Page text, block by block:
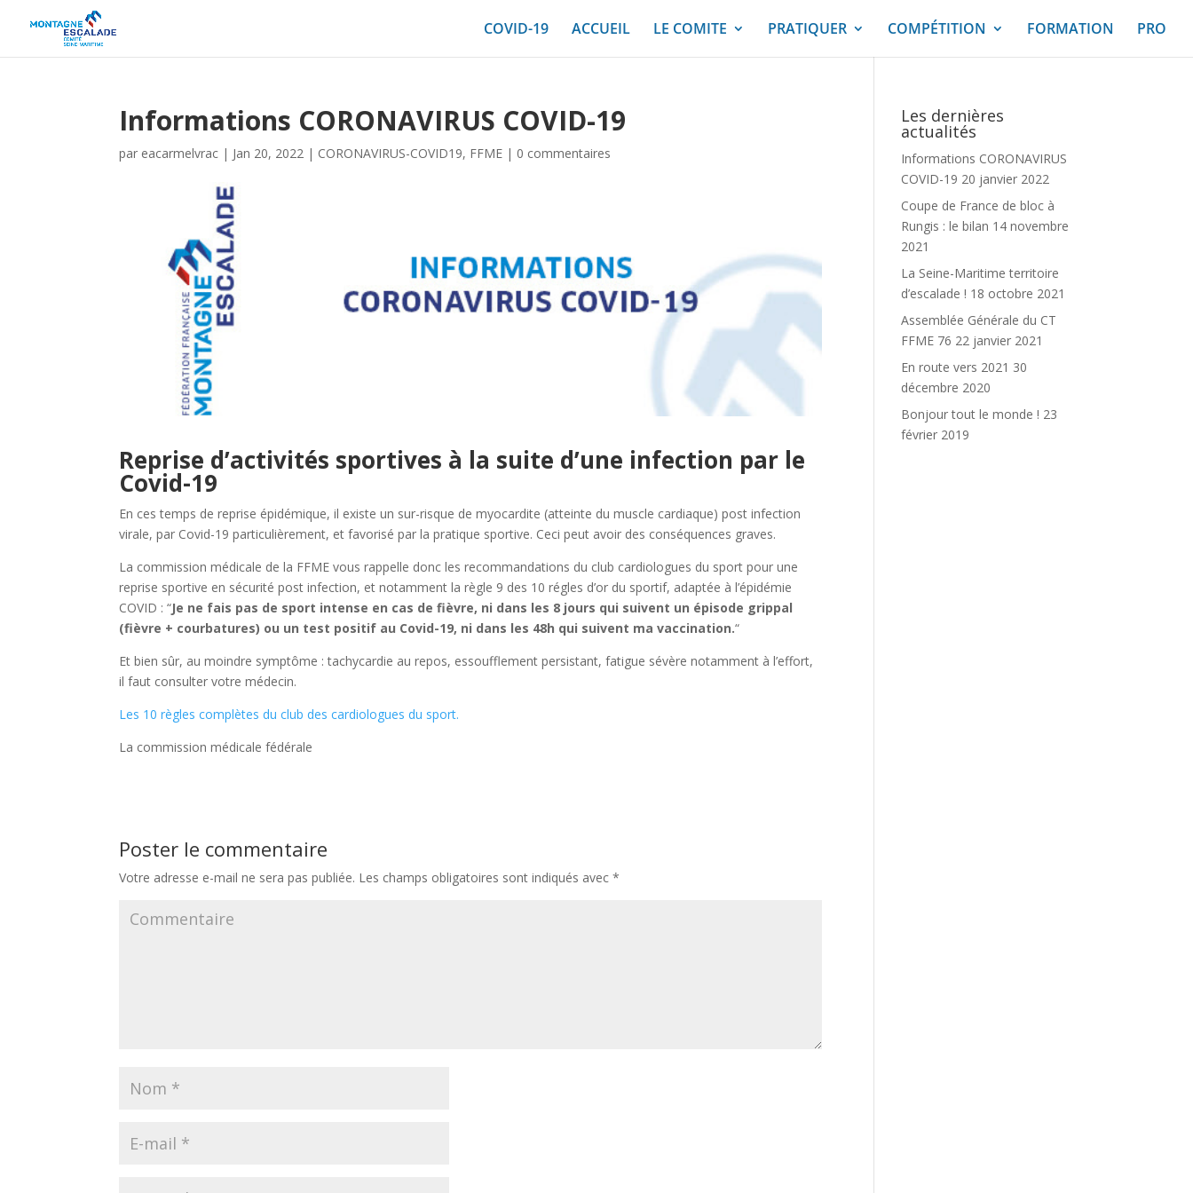
COVID-19 ACCUEIL LE COMITE PRATIQUER COMPÉTITION FORMATION PRO
Informations CORONAVIRUS COVID-19
par eacarmelvrac | Jan 20, 2022 | CORONAVIRUS-COVID19, FFME | 0 commentaires
Reprise d’activités sportives à la suite d’une infection par le
Covid-19
En ces temps de reprise épidémique, il existe un sur-risque de myocardite (atteinte du muscle cardiaque) post infection
virale, par Covid-19 particulièrement, et favorisé par la pratique sportive. Ceci peut avoir des conséquences graves.
La commission médicale de la FFME vous rappelle donc les recommandations du club cardiologues du sport pour une
reprise sportive en sécurité post infection, et notamment la règle 9 des 10 régles d’or du sportif, adaptée à l’épidémie
COVID : “Je ne fais pas de sport intense en cas de fièvre, ni dans les 8 jours qui suivent un épisode grippal
(fièvre + courbatures) ou un test positif au Covid-19, ni dans les 48h qui suivent ma vaccination.“
Et bien sûr, au moindre symptôme : tachycardie au repos, essoufflement persistant, fatigue sévère notamment à l’effort,
il faut consulter votre médecin.
Les 10 règles complètes du club des cardiologues du sport.
La commission médicale fédérale
Poster le commentaire
Votre adresse e-mail ne sera pas publiée. Les champs obligatoires sont indiqués avec*
Les dernières
actualités
Informations CORONAVIRUS
COVID-19 20 janvier 2022
Coupe de France de bloc à
Rungis : le bilan 14 novembre
2021
La Seine-Maritime territoire
d’escalade ! 18 octobre 2021
Assemblée Générale du CT
FFME 76 22 janvier 2021
En route vers 2021 30
décembre 2020
Bonjour tout le monde ! 23
février 2019